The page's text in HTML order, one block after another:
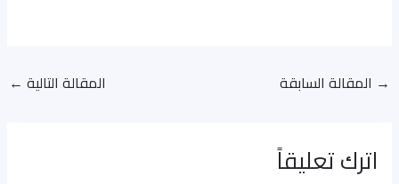
→ المقالة السابقة المقالة التالية ←
اترك تعليقاً